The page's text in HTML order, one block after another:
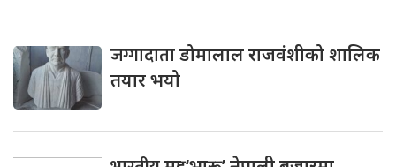
जग्गादाताडोमालाल राजवंशीको शालिक
तयार भयो